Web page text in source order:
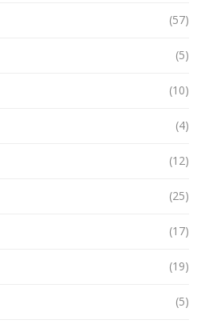
(57)
(5)
(10)
(4)
(12)
(25)
(17)
(19)
(5)